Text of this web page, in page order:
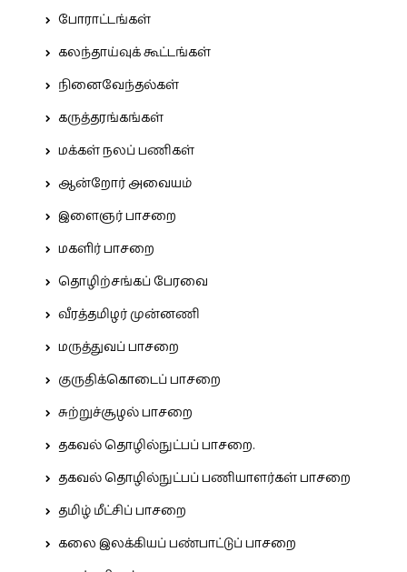
போராட்டங்கள்
கலந்தாய்வுக் கூட்டங்கள்
நினைவேந்தல்கள்
கருத்தரங்கங்கள்
மக்கள் நலப் பணிகள்
ஆன்றோர் அவையம்
இளைஞர் பாசறை
மகளிர் பாசறை
தொழிற்சங்கப் பேரவை
வீரத்தமிழர் முன்னணி
மருத்துவப் பாசறை
குருதிக்கொடைப் பாசறை
சுற்றுச்சூழல் பாசறை
தகவல் தொழில்நுட்பப் பாசறை.
தகவல் தொழில்நுட்பப் பணியாளர்கள் பாசறை
தமிழ் மீட்சிப் பாசறை
கலை இலக்கியப் பண்பாட்டுப் பாசறை